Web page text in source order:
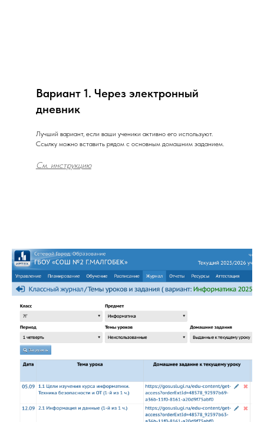
Вариант 1. Через электронный
дневник
Лучший вариант, если ваши ученики активно его используют.
Ссылку можно вставить рядом с основным домашним заданием.
См. инструкцию